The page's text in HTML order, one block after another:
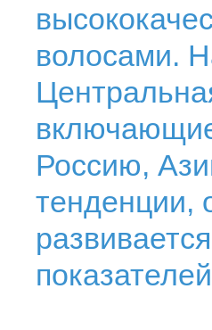
волосами.
Россию,
тенденции,